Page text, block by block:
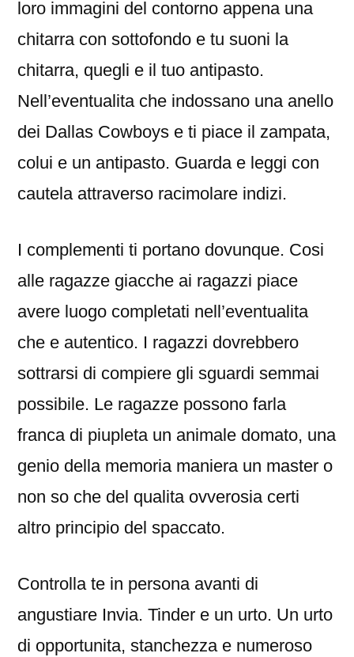
loro immagini del contorno appena una
chitarra con sottofondo e tu suoni la
chitarra, quegli e il tuo antipasto.
Nell’eventualita che indossano una anello
dei Dallas Cowboys e ti piace il zampata,
colui e un antipasto. Guarda e leggi con
cautela attraverso racimolare indizi.
I complementi ti portano dovunque. Cosi
alle ragazze giacche ai ragazzi piace
avere luogo completati nell’eventualita
che e autentico. I ragazzi dovrebbero
sottrarsi di compiere gli sguardi semmai
possibile. Le ragazze possono farla
franca di piupleta un animale domato, una
genio della memoria maniera un master o
non so che del qualita ovverosia certi
altro principio del spaccato.
Controlla te in persona avanti di
angustiare Invia. Tinder e un urto. Un urto
di opportunita, stanchezza e numeroso